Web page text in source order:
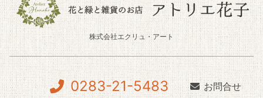
株式会社エクリュ・アート
0283-21-5483 お問合せ